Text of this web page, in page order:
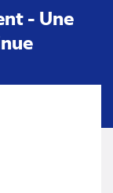
- Une